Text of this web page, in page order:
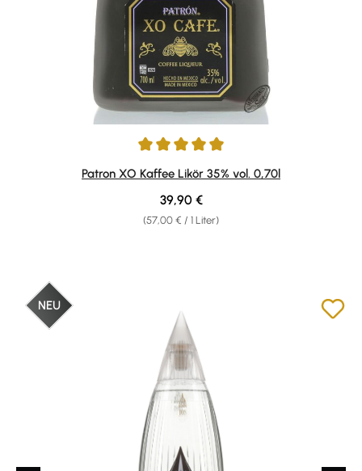
Durchschnittliche Bewertung von 4.9 von 5 Sternen
Patron XO Kaffee Likör 35% vol. 0,70l
(57,00 € / 1 Liter)
Regulärer Preis:
39,90 €
NEU